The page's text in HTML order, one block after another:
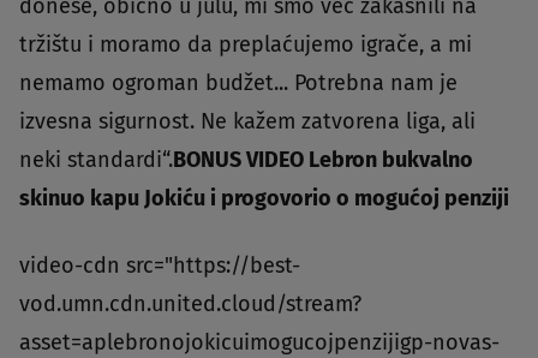
donese, obično u julu, mi smo već zakasnili na
tržištu i moramo da preplaćujemo igrače, a mi
nemamo ogroman budžet... Potrebna nam je
izvesna sigurnost. Ne kažem zatvorena liga, ali
neki standardi“.BONUS VIDEO Lebron bukvalno
skinuo kapu Jokiću i progovorio o mogućoj penziji
video-cdn src="https://best-
vod.umn.cdn.united.cloud/stream?
asset=aplebronojokicuimogucojpenzijigp-novas-